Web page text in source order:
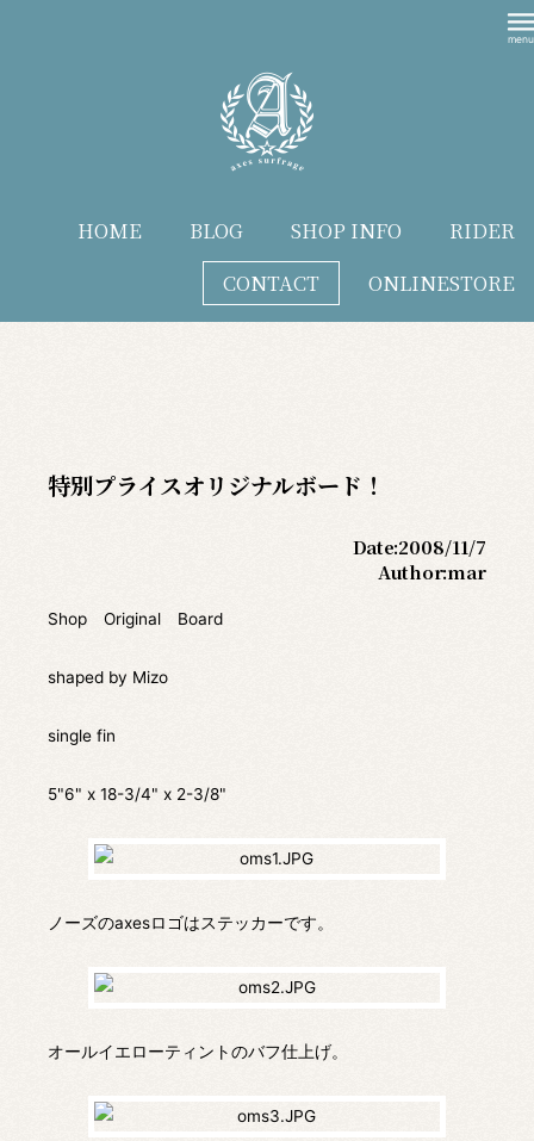
HOME BLOG SHOP INFO
RIDER
CONTACT
ONLINESTORE
特別プライスオリジナルボード！
Date:2008/11/7
Author:mar
Shop Original Board
shaped by Mizo
single fin
5"6" x 18-3/4" x 2-3/8"
ノーズのaxesロゴはステッカーです。
オールイエローティントのバフ仕上げ。